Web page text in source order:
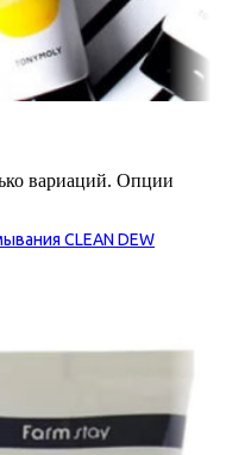
вариаций. Опции
CLEAN DEW